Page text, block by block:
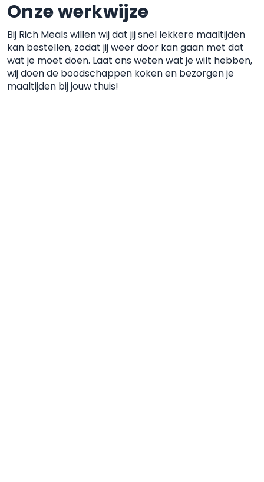
Onze werkwijze
Bij Rich Meals willen wij dat jij snel lekkere maaltijden
kan bestellen, zodat jij weer door kan gaan met dat
wat je moet doen. Laat ons weten wat je wilt hebben,
wij doen de boodschappen kokenen bezorgen je
maaltijden bij jouw thuis!